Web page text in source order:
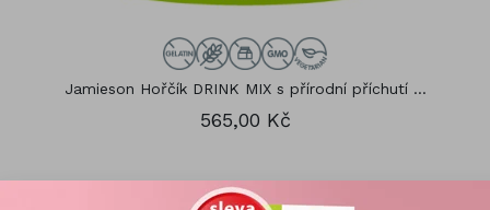
Jamieson Hořčík DRINK MIX s přírodní příchutí ...
565,00 Kč